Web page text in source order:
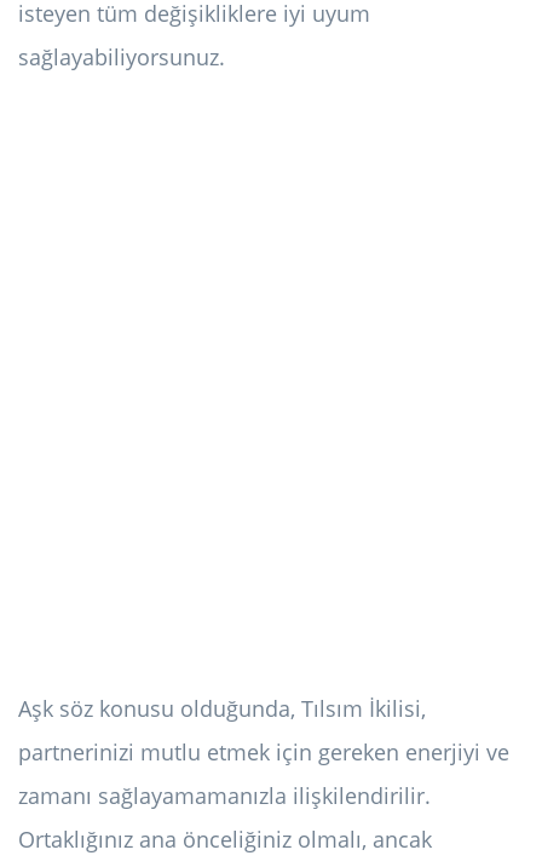
isteyen tüm değişikliklere iyi uyum
sağlayabiliyorsunuz.
Aşk söz konusu olduğunda, Tılsım İkilisi,
partnerinizi mutlu etmek için gereken enerjiyi ve
zamanı sağlayamamanızla ilişkilendirilir.
Ortaklığınız ana önceliğiniz olmalı, ancak